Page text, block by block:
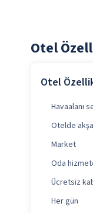
Otel
Otel
Havaalanı
Otelde
Market
Oda
Ücretsiz
Her gün